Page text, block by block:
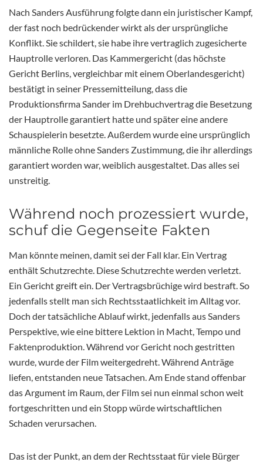
Nach Sanders Ausführung folgte dann ein juristischer Kampf,
der fast noch bedrückender wirkt als der ursprüngliche
Konflikt. Sie schildert, sie habe ihre vertraglich zugesicherte
Hauptrolle verloren. Das Kammergericht (das höchste
Gericht Berlins, vergleichbar mit einem Oberlandesgericht)
bestätigt in seiner Pressemitteilung, dass die
Produktionsfirma Sander im Drehbuchvertrag die Besetzung
der Hauptrolle garantiert hatte und später eine andere
Schauspielerin besetzte. Außerdem wurde eine ursprünglich
männliche Rolle ohne Sanders Zustimmung, die ihr allerdings
garantiert worden war, weiblich ausgestaltet. Das alles sei
unstreitig.
Während noch prozessiert wurde,
schuf die Gegenseite Fakten
Man könnte meinen, damit sei der Fall klar. Ein Vertrag
enthält Schutzrechte. Diese Schutzrechte werden verletzt.
Ein Gericht greift ein. Der Vertragsbrüchige wird bestraft. So
jedenfalls stellt man sich Rechtsstaatlichkeit im Alltag vor.
Doch der tatsächliche Ablauf wirkt, jedenfalls aus Sanders
Perspektive, wie eine bittere Lektion in Macht, Tempo und
Faktenproduktion. Während vor Gericht noch gestritten
wurde, wurde der Film weitergedreht. Während Anträge
liefen, entstanden neue Tatsachen. Am Ende stand offenbar
das Argument im Raum, der Film sei nun einmal schon weit
fortgeschritten und ein Stopp würde wirtschaftlichen
Schaden verursachen.
Das ist der Punkt, an dem der Rechtsstaat für viele Bürger